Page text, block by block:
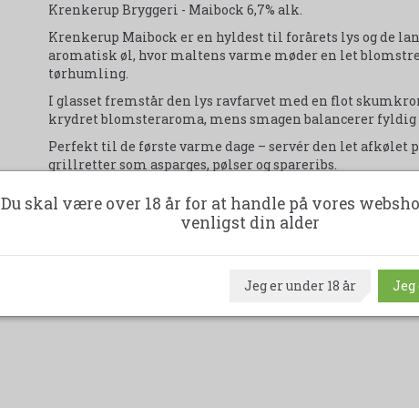
Krenkerup Bryggeri - Maibock 6,7% alk.
Krenkerup Maibock er en hyldest til forårets lys og de
aromatisk øl, hvor maltens varme møder en let
tørhumling.
I glasset fremstår den lys ravfarvet med en flot
krydret blomsteraroma, mens smagen balancerer
Perfekt til de første varme dage – servér den let afkølet
grillretter som asparges, pølser og spareribs.
Udskriv produktark
Du skal være over 18 år for at handle på vores
venligst din alder
Jeg er under 18 år Jeg